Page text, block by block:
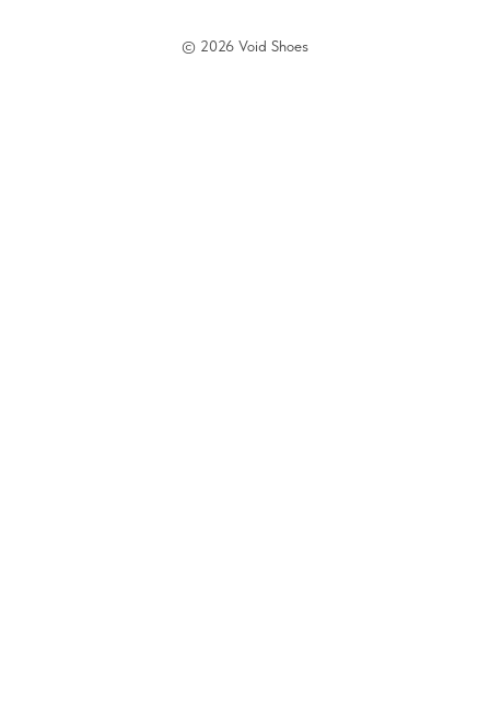
© 2026 Void Shoes